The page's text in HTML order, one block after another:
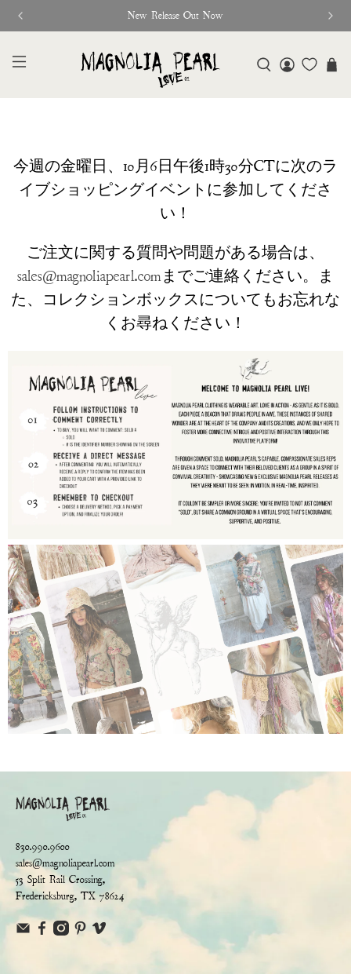
New Release Out Now
今週の金曜日、10月6日午後1時30分CTに次のラ
イブショッピングイベントに参加してくださ
い！
ご注文に関する質問や問題がある場合は、
sales@magnoliapearl.comまでご連絡ください。ま
た、コレクションボックスについてもお忘れな
くお尋ねください！
830.990.9600
sales@magnoliapearl.com
53 Split Rail Crossing,
Fredericksburg, TX 78624